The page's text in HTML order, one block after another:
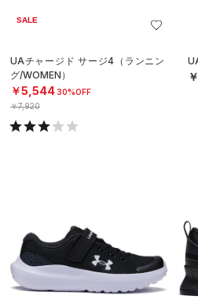
SALE
UAチャージド サージ4（ランニン
グ/WOMEN）
￥5,54430%OFF
￥7,920